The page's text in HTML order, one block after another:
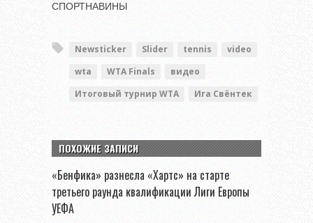
СПОРТНАВИНЫ
Newsticker Slider tennis
video
wta
WTA Finals
видео
Итоговый турнир WTA
Ига Свёнтек
ПОХОЖИЕ ЗАПИСИ
«Бенфика» разнесла «Хартс» на старте
третьего раунда квалификации Лиги Европы
УЕФА